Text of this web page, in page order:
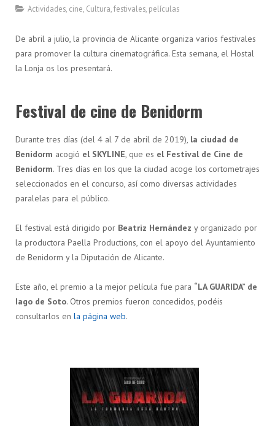
Actividades cine Cultura festivales películas
De abril a julio, la provincia de Alicante organiza varios festivales
para promover la cultura cinematográfica. Esta semana, el Hostal
la Lonja os los presentará.
Festival de cine de Benidorm
Durante tres días (del 4 al 7 de abril de 2019), la ciudad de
Benidorm acogió el SKYLINE, que es el Festival de Cine de
Benidorm. Tres días en los que la ciudad acoge los cortometrajes
seleccionados en el concurso, así como diversas actividades
paralelas para el público.
El festival está dirigido por Beatriz Hernández y organizado por
la productora Paella Productions, con el apoyo del Ayuntamiento
de Benidorm y la Diputación de Alicante.
Este año, el premio a la mejor película fue para “LA GUARIDA” de
Iago de Soto. Otros premios fueron concedidos, podéis
consultarlos en la página web.